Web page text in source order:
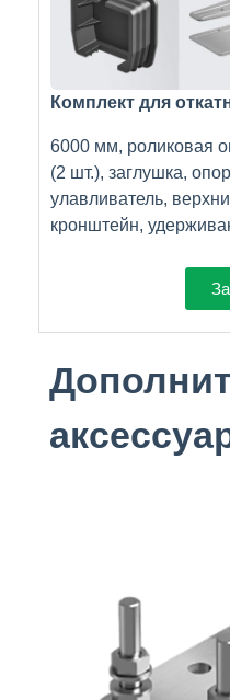
Комплект для
6000 мм, роликовая
(2 шт.), заглушка,
улавливатель,
кронштейн,